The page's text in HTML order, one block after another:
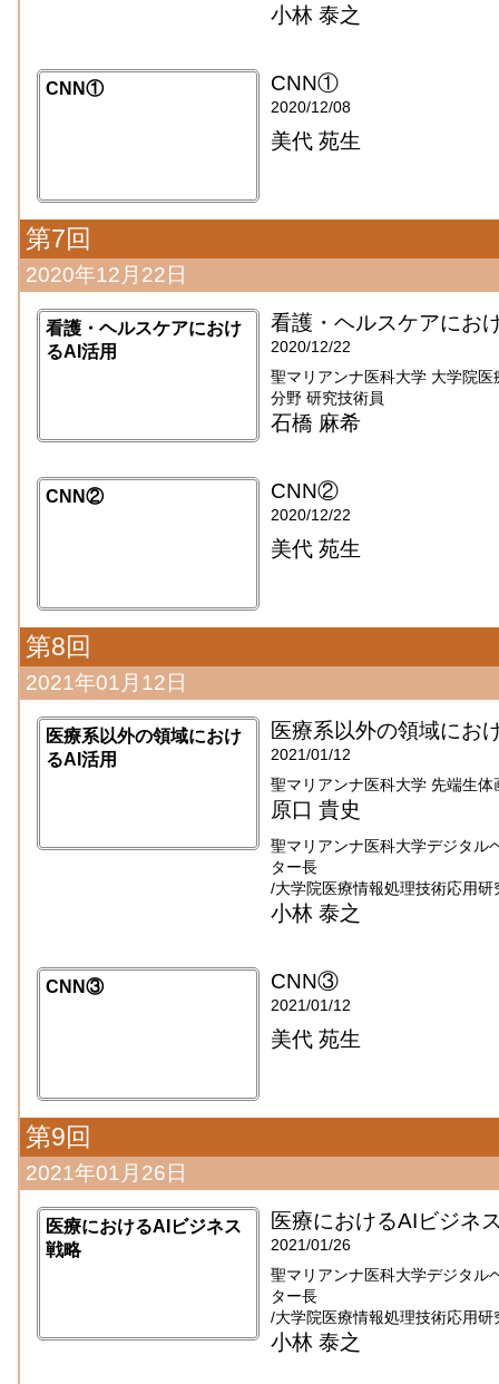
小林 泰之
CNN① CNN①
2020/12/08
美代 苑生
第7回
2020年12月22日
看護・ヘルスケアにおけ
るAI活用
看護・ヘルスケアにお
2020/12/22
聖マリアンナ医科大学 大学院
分野 研究技術員
石橋 麻希
CNN② CNN②
2020/12/22
美代 苑生
第8回
2021年01月12日
医療系以外の領域におけ
るAI活用
医療系以外の領域にお
2021/01/12
聖マリアンナ医科大学 先端生
原口 貴史
聖マリアンナ医科大学デジタル
ター長
/大学院医療情報処理技術応用研
小林 泰之
CNN③ CNN③
2021/01/12
美代 苑生
第9回
2021年01月26日
医療におけるAIビジネス
戦略
医療におけるAIビジネ
2021/01/26
聖マリアンナ医科大学デジタル
ター長
/大学院医療情報処理技術応用研
小林 泰之